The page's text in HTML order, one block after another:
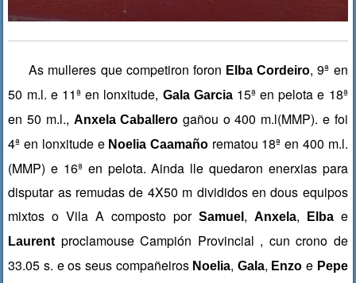
As mulleres que competiron foron Elba Cordeiro, 9ª en
50 m.l. e 11ª en lonxitude, Gala Garcia15ª en pelota e 18ª
en 50 m.l., Anxela Caballero gañou o 400 m.l(MMP). e foi
4ª en lonxitude e Noelia Caamaño rematou 18ª en 400 m.l.
(MMP) e 16ª en pelota. Ainda lle quedaron enerxias para
disputar as remudas de 4X50 m divididos en dous equipos
mixtos o Vila A composto por Samuel , Anxela, Elbae
Laurent proclamouse Campión Provincial , cun crono de
33.05 s. e os seus compañeiros Noelia, Gala, Enzo e Pepe